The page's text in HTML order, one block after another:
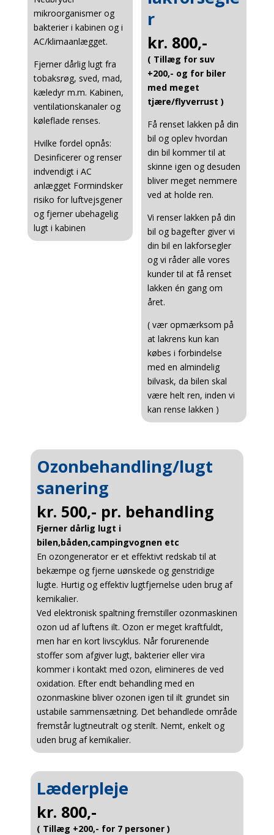
mikroorganismer og
bakterier i kabinen og i
AC/klimaanlægget.
Fjerner dårlig lugt fra
tobaksrøg, sved, mad,
kæledyr m.m. Kabinen,
ventilationskanaler og
køleflade renses.
Hvilke fordel opnås:
Desinficerer og renser
indvendigt i AC
anlægget Formindsker
risiko for luftvejsgener
og fjerner ubehagelig
lugt i kabinen
r
kr. 800,-
( Tillæg for suv
+200,- og for biler
med meget
tjære/flyverrust )
Få renset lakken på din
bil og oplev hvordan
din bil kommer til at
skinne igen og desuden
bliver meget nemmere
ved at holde ren.
Vi renser lakken på din
bil og bagefter giver vi
din bil en lakforsegler
og vi råder alle vores
kunder til at få renset
lakken én gang om
året.
( vær opmærksom på
at lakrens kun kan
købes i forbindelse
med en almindelig
bilvask, da bilen skal
være helt ren, inden vi
kan rense lakken )
Ozonbehandling/lugt
sanering
kr. 500,- pr. behandling
Fjerner dårlig lugt i
bilen,båden,campingvognen etc
En ozongenerator er et effektivt redskab til at
bekæmpe og fjerne uønskede og genstridige
lugte. Hurtig og effektiv lugtfjernelse uden brug af
kemikalier.
Ved elektronisk spaltning fremstiller ozonmaskinen
ozon ud af luftens ilt. Ozon er meget kraftfuldt,
men har en kort livscyklus. Når forurenende
stoffer som afgiver lugt, bakterier eller vira
kommer i kontakt med ozon, elimineres de ved
oxidation. Efter endt behandling med en
ozonmaskine bliver ozonen igen til ilt grundet sin
ustabile sammensætning. Det behandlede område
fremstår lugtneutralt og sterilt. Nemt, enkelt og
uden brug af kemikalier.
Læderpleje
kr. 800,-
( Tillæg +200,- for 7 personer )